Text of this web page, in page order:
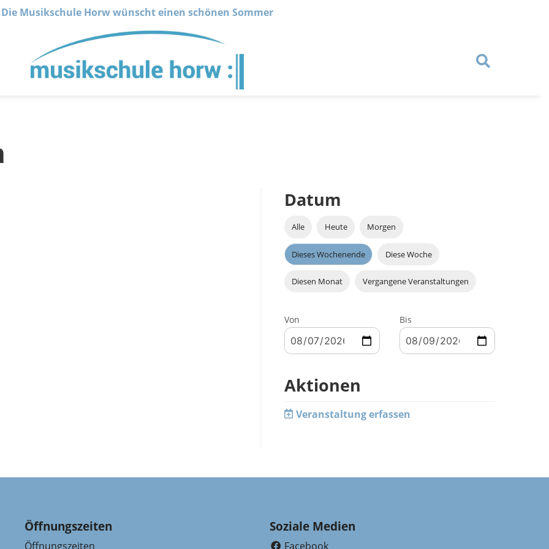
Die Musikschule Horw wünscht einen schönen Sommer
Datum
Alle Heute Morgen
Dieses Wochenende Diese Woche
Diesen Monat Vergangene Veranstaltungen
Von Bis
Aktionen
Veranstaltung erfassen
Öffnungszeiten
Öffnungszeiten
Soziale Medien
Facebook